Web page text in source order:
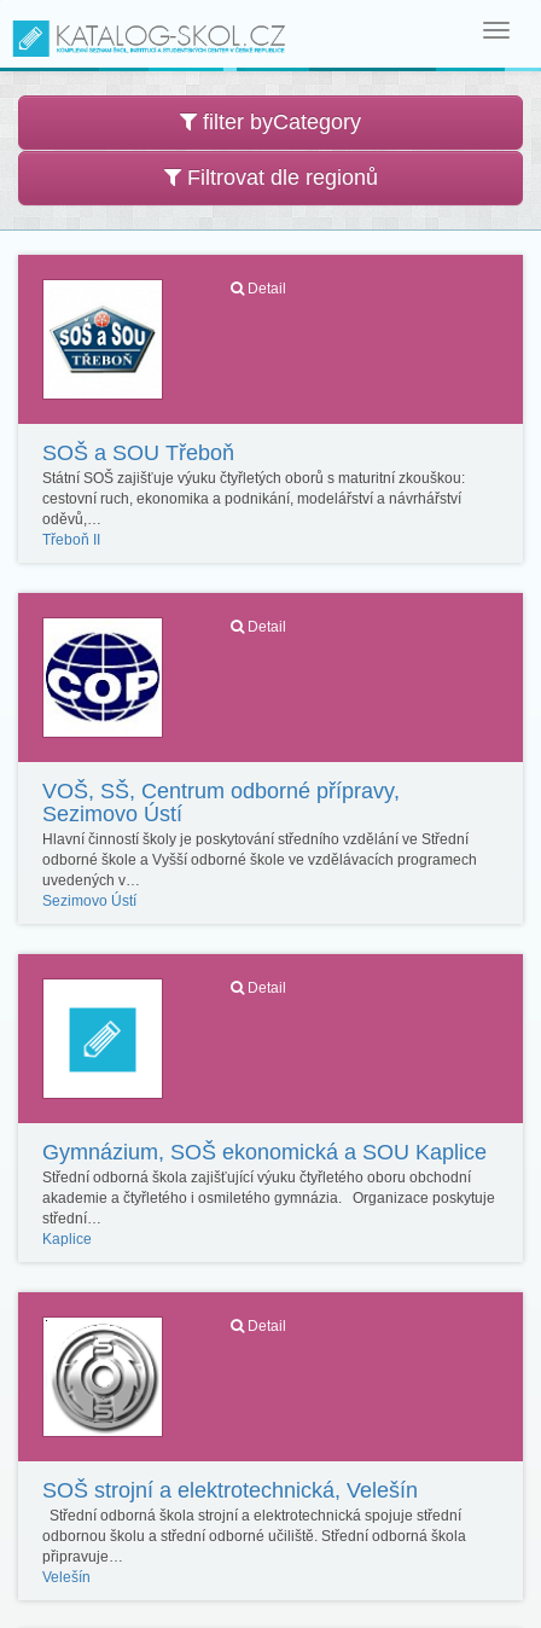
filter byCategory
Filtrovat dle regionů
Detail
SOŠ a SOU Třeboň
Státní SOŠ zajišťuje výuku čtyřletých oborů s maturitní zkouškou:
cestovní ruch, ekonomika a podnikání, modelářství a návrhářství
oděvů,…
Třeboň II
Detail
VOŠ, SŠ, Centrum odborné přípravy,
Sezimovo Ústí
Hlavní činností školy je poskytování středního vzdělání ve Střední
odborné škole a Vyšší odborné škole ve vzdělávacích programech
uvedených v…
Sezimovo Ústí
Detail
Gymnázium, SOŠ ekonomická a SOU Kaplice
Střední odborná škola zajišťující výuku čtyřletého oboru obchodní
akademie a čtyřletého i osmiletého gymnázia. Organizace poskytuje
střední…
Kaplice
Detail
SOŠ strojní a elektrotechnická, Velešín
Střední odborná škola strojní a elektrotechnická spojuje střední
odbornou školu a střední odborné učiliště. Střední odborná škola
připravuje…
Velešín